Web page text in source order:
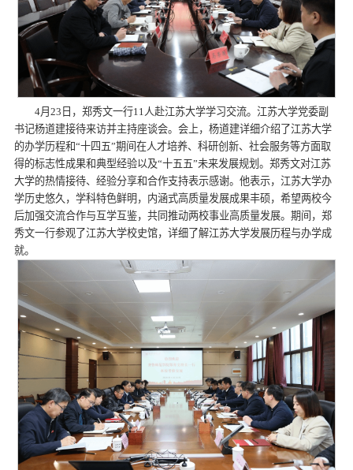
4月23日，郑秀文一行11人赴江苏大学学习交流。江苏大学党委副
书记杨道建接待来访并主持座谈会。会上，杨道建详细介绍了江苏大学
的办学历程和“十四五”期间在人才培养、科研创新、社会服务等方面取
得的标志性成果和典型经验以及“十五五”未来发展规划。郑秀文对江苏
大学的热情接待、经验分享和合作支持表示感谢。他表示，江苏大学办
学历史悠久，学科特色鲜明，内涵式高质量发展成果丰硕，希望两校今
后加强交流合作与互学互鉴，共同推动两校事业高质量发展。期间，郑
秀文一行参观了江苏大学校史馆，详细了解江苏大学发展历程与办学成
就。